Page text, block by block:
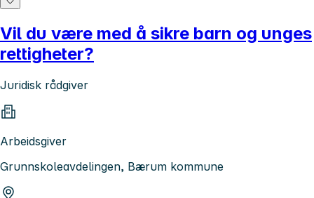
Vil du være med å sikre barn og unges
rettigheter?
Juridisk rådgiver
Arbeidsgiver
Grunnskoleavdelingen, Bærum kommune